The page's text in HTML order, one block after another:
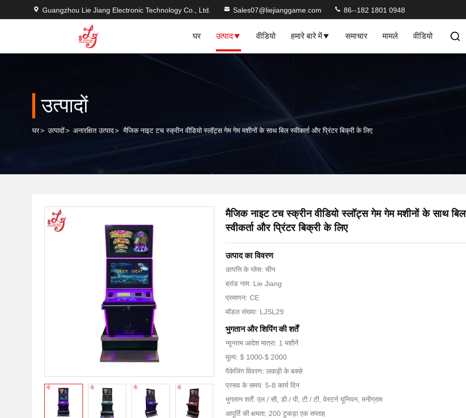
Guangzhou Lie Jiang Electronic Technology Co., Ltd. Sales07@liejianggame.com 86--182 1801 0948
घर उत्पाद वीडियो हमारे बारे में समाचार मामले वीडियो
उत्पादों
घर> उत्पादों> अनारक्षित उत्पाद> मैजिक नाइट टच स्क्रीन वीडियो स्लॉट्स गेम गेम मशीनों के साथ बिल स्वीकर्ता और प्रिंटर बिक्री के लिए
मैजिक नाइट टच स्क्रीन वीडियो स्लॉट्स गेम गेम मशीनों के साथ बिल
स्वीकर्ता और प्रिंटर बिक्री के लिए
उत्पाद का विवरण
उत्पत्ति के प्लेस: चीन
ब्रांड नाम: Lie Jiang
प्रमाणन: CE
मॉडल संख्या: LJSL29
भुगतान और शिपिंग की शर्तें
न्यूनतम आदेश मात्रा: 1 मशीनें
मूल्य: $ 1000-$ 2000
पैकेजिंग विवरण: लकड़ी के बक्से
प्रसव के समय: 5-8 कार्य दिन
भुगतान शर्तें: एल / सी, डी / पी, टी / टी, वेस्टर्न यूनियन, मनीग्राम
आपूर्ति की क्षमता: 200 टुकड़ा एक सप्ताह